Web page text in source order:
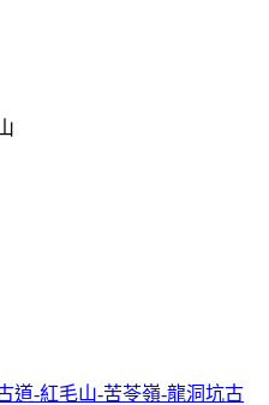
道-紅毛山-苦苓嶺-龍洞坑古